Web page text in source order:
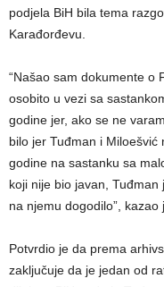
podjela BiH bila tema
Karađorđevu.
“Našao sam dokumente o
osobito u vezi sa
godine jer, ako se ne
bilo jer Tuđman i Miloešvić
godine na sastanku sa
koji nije bio javan,
na njemu dogodilo”, kazao
Potvrdio je da prema
zaključuje da je jedan od